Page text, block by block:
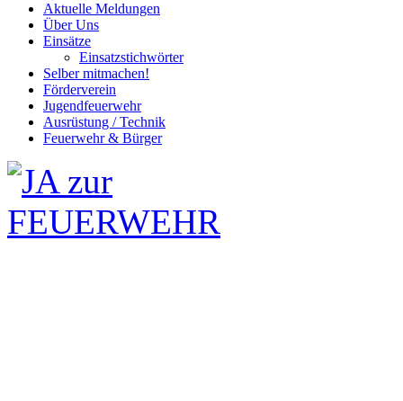
Aktuelle Meldungen
Über Uns
Einsätze
Einsatzstichwörter
Selber mitmachen!
Förderverein
Jugendfeuerwehr
Ausrüstung / Technik
Feuerwehr & Bürger